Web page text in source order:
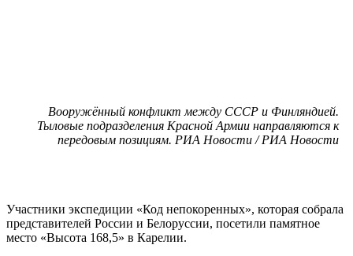
Вооружённый конфликт между СССР и Финляндией.
Тыловые подразделения Красной Армии направляются к
передовым позициям. РИА Новости / РИА Новости
Участники экспедиции «Код непокоренных», которая собрала
представителей России и Белоруссии, посетили памятное
место «Высота 168,5» в Карелии.